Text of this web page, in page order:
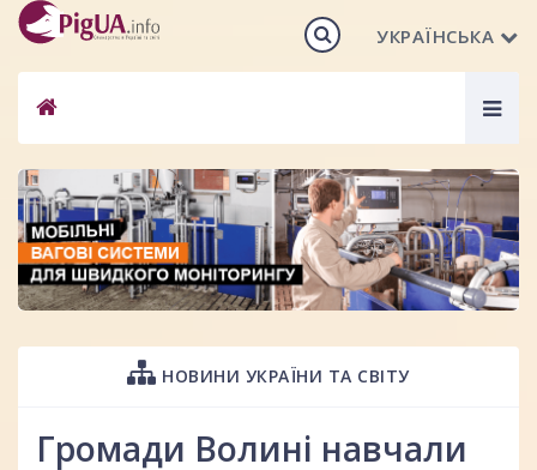
УКРАЇНСЬКА
НОВИНИ УКРАЇНИ ТА СВІТУ
Громади Волині навчали